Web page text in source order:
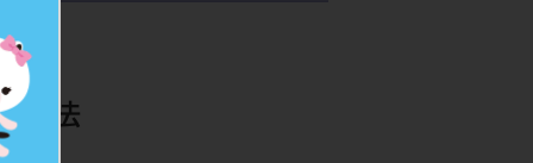
処法